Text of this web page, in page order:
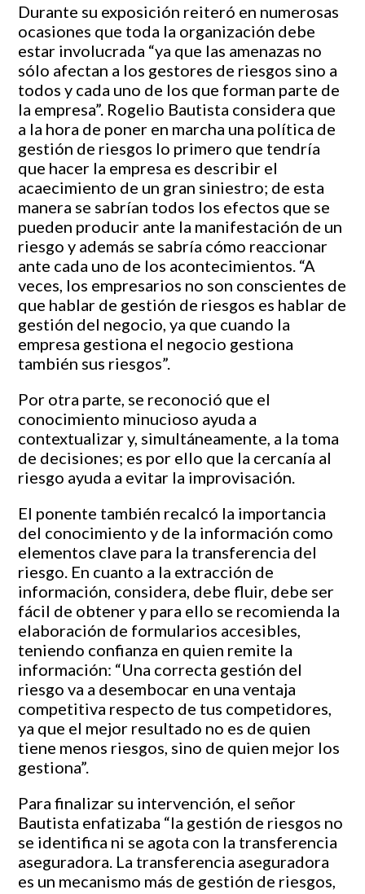
Durante su exposición reiteró en numerosas
ocasiones que toda la organización debe
estar involucrada “ya que las amenazas no
sólo afectan a los gestores de riesgos sino a
todos y cada uno de los que forman parte de
la empresa”. Rogelio Bautista considera que
a la hora de poner en marcha una política de
gestión de riesgos lo primero que tendría
que hacer la empresa es describir el
acaecimiento de un gran siniestro; de esta
manera se sabrían todos los efectos que se
pueden producir ante la manifestación de un
riesgo y además se sabría cómo reaccionar
ante cada uno de los acontecimientos. “A
veces, los empresarios no son conscientes de
que hablar de gestión de riesgos es hablar de
gestión del negocio, ya que cuando la
empresa gestiona el negocio gestiona
también sus riesgos”.
Por otra parte, se reconoció que el
conocimiento minucioso ayuda a
contextualizar y, simultáneamente, a la toma
de decisiones; es por ello que la cercanía al
riesgo ayuda a evitar la improvisación.
El ponente también recalcó la importancia
del conocimiento y de la información como
elementos clave para la transferencia del
riesgo. En cuanto a la extracción de
información, considera, debe fluir, debe ser
fácil de obtener y para ello se recomienda la
elaboración de formularios accesibles,
teniendo confianza en quien remite la
información: “Una correcta gestión del
riesgo va a desembocar en una ventaja
competitiva respecto de tus competidores,
ya que el mejor resultado no es de quien
tiene menos riesgos, sino de quien mejor los
gestiona”.
Para finalizar su intervención, el señor
Bautista enfatizaba “la gestión de riesgos no
se identifica ni se agota con la transferencia
aseguradora. La transferencia aseguradora
es un mecanismo más de gestión de riesgos,